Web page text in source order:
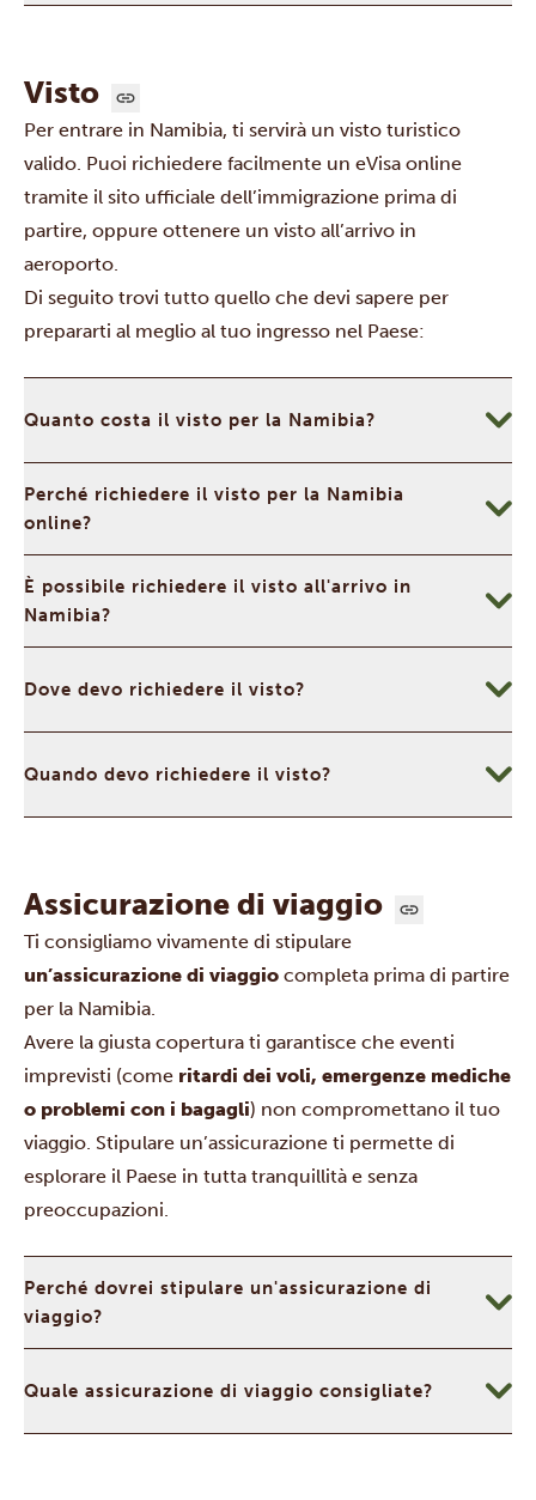
Visto
Per entrare in Namibia, ti servirà un visto turistico
valido. Puoi richiedere facilmente un eVisa online
tramite il sito ufficiale dell’immigrazione prima di
partire, oppure ottenere un visto all’arrivo in
aeroporto.
Di seguito trovi tutto quello che devi sapere per
prepararti al meglio al tuo ingresso nel Paese:
Quanto costa il visto per la Namibia?
Perché richiedere il visto per la Namibia
online?
È possibile richiedere il visto all'arrivo in
Namibia?
Dove devo richiedere il visto?
Quando devo richiedere il visto?
Assicurazione di viaggio
Ti consigliamo vivamente di stipulare
un’assicurazione di viaggio completa prima di partire
per la Namibia.
Avere la giusta copertura ti garantisce che eventi
imprevisti (come ritardi dei voli, emergenze mediche
o problemi con i bagagli) non compromettano il tuo
viaggio. Stipulare un’assicurazione ti permette di
esplorare il Paese in tutta tranquillità e senza
preoccupazioni.
Perché dovrei stipulare un'assicurazione di
viaggio?
Quale assicurazione di viaggio consigliate?